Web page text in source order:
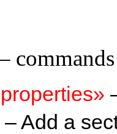
– Add a